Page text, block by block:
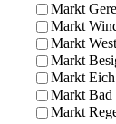
Markt
Markt
Markt
Markt
Markt Eich
Markt Bad
Markt